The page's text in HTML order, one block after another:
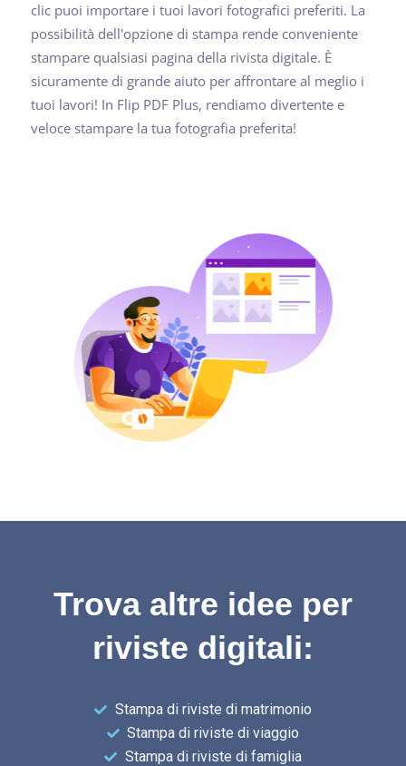
clic puoi importare i tuoi lavori fotografici preferiti. La
possibilità dell'opzione di stampa rende conveniente
stampare qualsiasi pagina della rivista digitale. È
sicuramente di grande aiuto per affrontare al meglio i
tuoi lavori! In Flip PDF Plus, rendiamo divertente e
veloce stampare la tua fotografia preferita!
Trova altre idee per
riviste digitali:
Stampa di riviste di matrimonio
Stampa di riviste di viaggio
Stampa di riviste di famiglia